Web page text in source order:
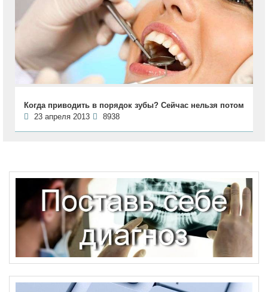
Когда приводить в порядок зубы? Сейчас нельзя потом
23 апреля 2013
8938